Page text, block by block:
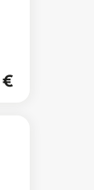
€